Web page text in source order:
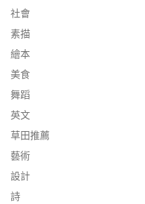
社會
素描
繪本
美食
舞蹈
英文
草田推薦
藝術
設計
詩